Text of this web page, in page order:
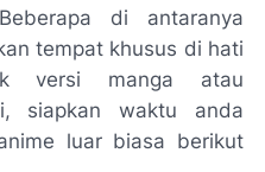
di antaranya
tempat khusus di hati
versi manga atau
siapkan waktu anda
luar biasa berikut